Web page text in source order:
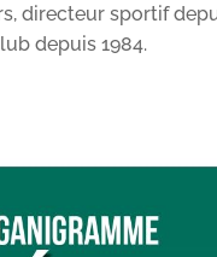
directeur sportif
depuis 1984.